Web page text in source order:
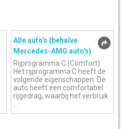
Alle auto's (behalve
Mercedes-AMG auto's)
Rijprogramma C (Comfort)
Het rijprogramma C heeft de
volgende eigenschappen: De
auto heeft een comfortabel
rijgedrag, waarbij het verbruik
...